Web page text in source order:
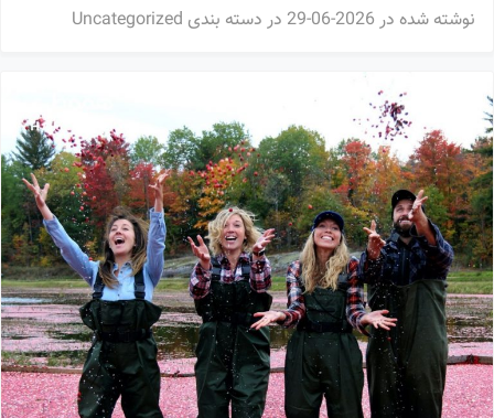
نوشته شده در 2026-06-29 در دسته بندی Uncategorized